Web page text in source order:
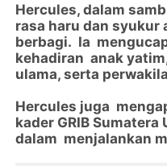
Hercules, dalam
rasa haru dan
berbagi. Ia
kehadiran anak
ulama, serta
Hercules juga
kader GRIB
dalam menjalankan